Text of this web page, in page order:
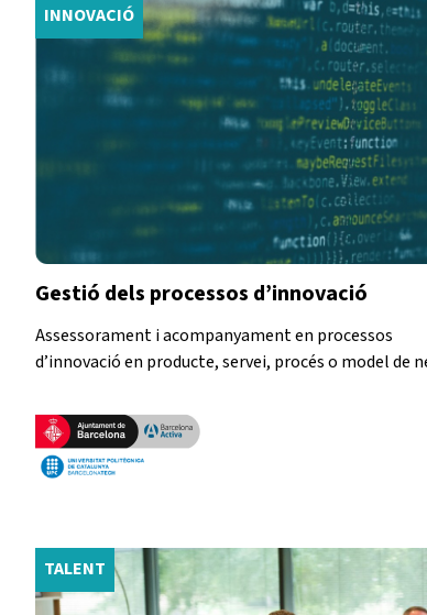
INNOVACIÓ
Gestió dels processos d’innovació
Assessorament i acompanyament en processos
d’innovació en producte, servei, procés o model de
TALENT